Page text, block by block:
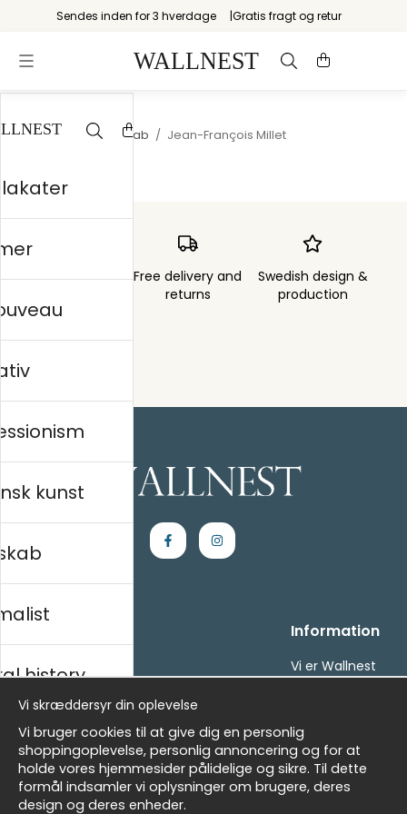
Sendes inden for 3 hverdage Gratis fragt og retur
Startsiden Landskab / Jean-François Millet
Order sent within Free delivery and
returns
Swedish design &
production
Kontakt os
- Returer och återbetalningar
- Leverans - enkelt, snabbt &amp; gratis
Om cookies
Mine favoritter
Information
Vi er Wallnest
Nyhedsbrev
kunst
history
Vi skræddersyr din oplevelse
Vi bruger cookies til at give dig en personlig
shoppingoplevelse, personlig annoncering og for at
holde vores hjemmesider pålidelige og sikre. Til dette
formål indsamler vi oplysninger om brugere, deres
design og deres enheder.